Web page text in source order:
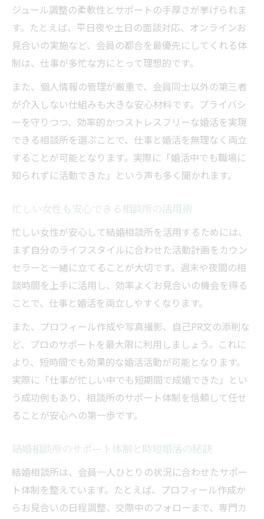
ジュール調整の柔軟性とサポートの手厚さが挙げられま
す。たとえば、平日夜や土日の面談対応、オンラインお
見合いの実施など、会員の都合を最優先にしてくれる体
制は、仕事が多忙な方にとって理想的です。
また、個人情報の管理が厳重で、会員同士以外の第三者
が介入しない仕組みも大きな安心材料です。プライバシ
ーを守りつつ、効率的かつストレスフリーな婚活を実現
できる相談所を選ぶことで、仕事と婚活を無理なく両立
することが可能となります。実際に「婚活中でも職場に
知られずに活動できた」という声も多く聞かれます。
忙しい女性も安心できる相談所の活用術
忙しい女性が安心して結婚相談所を活用するためには、
まず自分のライフスタイルに合わせた活動計画をカウン
セラーと一緒に立てることが大切です。週末や夜間の相
談時間を上手に活用し、効率よくお見合いの機会を得る
ことで、仕事と婚活を両立しやすくなります。
また、プロフィール作成や写真撮影、自己PR文の添削な
ど、プロのサポートを最大限に利用しましょう。これに
より、短時間でも効果的な婚活活動が可能となります。
実際に「仕事が忙しい中でも短期間で成婚できた」とい
う成功例もあり、相談所のサポート体制を信頼して任せ
ることが安心への第一歩です。
結婚相談所のサポート体制と時短婚活の秘訣
結婚相談所は、会員一人ひとりの状況に合わせたサポー
ト体制を整えています。たとえば、プロフィール作成か
らお見合いの日程調整、交際中のフォローまで、専門カ